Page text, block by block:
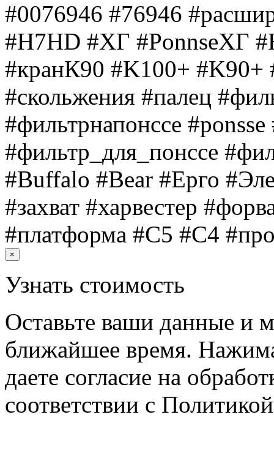
#0076946 #76946
#H7HD #ХГ #PonnseХГ
#кранК90 #K100+ #K90+
#скольжения #палец
#фильтрнапонссе #ponsse
#фильтр_для_понссе
#Buffalo #Bear #Ерго
#захват #харвестер
#платформа #C5 #C4
×
Узнать стоимость
Оставьте ваши данные и
ближайшее время.
даете согласие на
соответствии с